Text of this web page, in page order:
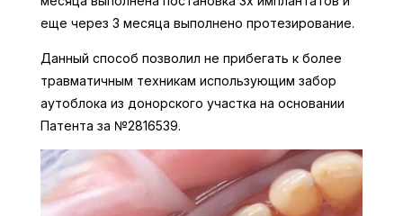
еще через 3 месяца выполнено протезирование.
Данный способ позволил не прибегать к более
травматичным техникам использующим забор
аутоблока из донорского участка на основании
Патента за №2816539.